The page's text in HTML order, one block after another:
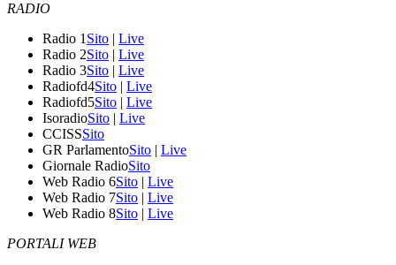
RADIO
Radio 1 Sito | Live
Radio 2Sito | Live
Radio 3Sito | Live
Radiofd4Sito | Live
Radiofd5Sito | Live
IsoradioSito | Live
CCISSSito
GR ParlamentoSito | Live
Giornale RadioSito
Web Radio 6Sito | Live
Web Radio 7Sito | Live
Web Radio 8Sito | Live
PORTALI WEB